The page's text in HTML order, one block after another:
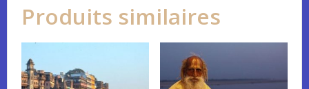
Produits similaires